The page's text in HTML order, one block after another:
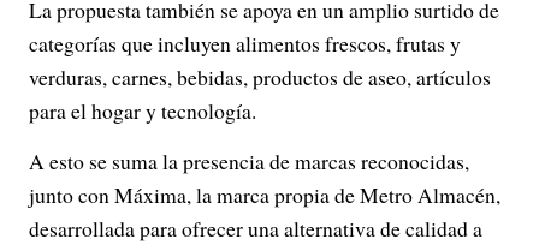
La propuesta también se apoya en un amplio surtido de
categorías que incluyen alimentos frescos, frutas y
verduras, carnes, bebidas, productos de aseo, artículos
para el hogar y tecnología.
A esto se suma la presencia de marcas reconocidas,
junto con Máxima, la marca propia de Metro Almacén,
desarrollada para ofrecer una alternativa de calidad a